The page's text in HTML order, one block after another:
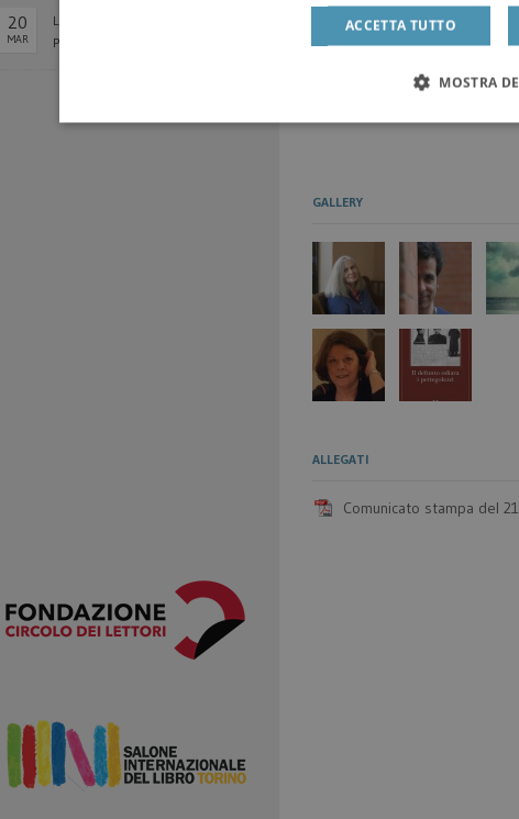
20
MAR
László Krasznahorkai vince il
Premio Autore...
https://www.facebook.com/
https://www.twitter.com/
GALLERY
ALLEGATI
Comunicato stampa del
ACCETTA TUTTO
MOSTRA